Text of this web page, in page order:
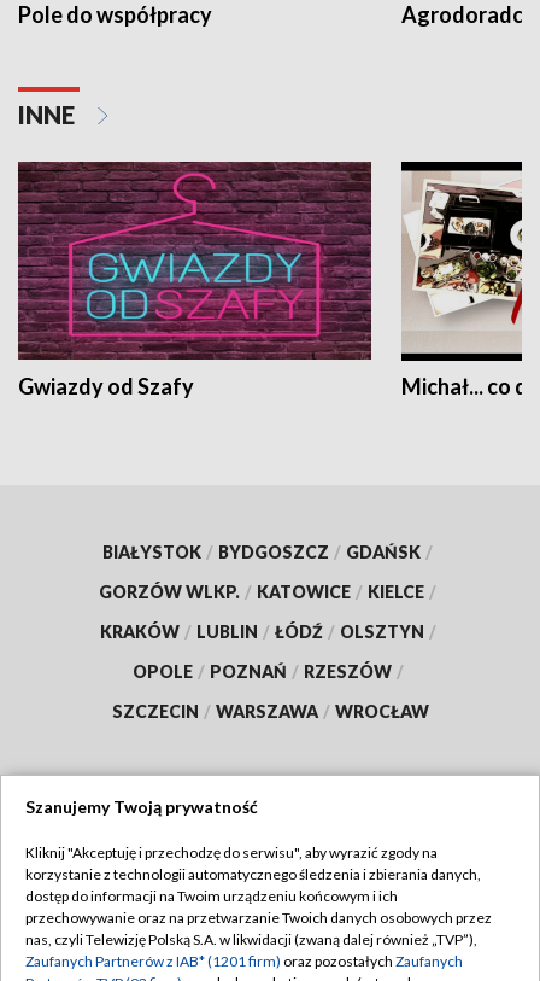
Pole do współpracy Agrodoradcy
INNE
Gwiazdy od Szafy Michał... co
BIAŁYSTOK / BYDGOSZCZ / GDAŃSK /
GORZÓW WLKP. / KATOWICE / KIELCE /
KRAKÓW / LUBLIN / ŁÓDŹ / OLSZTYN /
OPOLE / POZNAŃ / RZESZÓW /
SZCZECIN / WARSZAWA / WROCŁAW
TVP
Abonament TVP
Emisja w TVP
Regulamin TVP
Polityka prywatności
Szanujemy Twoją prywatność
Kliknij "Akceptuję i przechodzę do serwisu", aby wyrazić zgody na
korzystanie z technologii automatycznego śledzenia i zbierania danych,
dostęp do informacji na Twoim urządzeniu końcowym i ich
przechowywanie oraz na przetwarzanie Twoich danych osobowych przez
nas, czyli Telewizję Polską S.A. w likwidacji (zwaną dalej również „TVP”),
Zaufanych Partnerów z IAB* (1201 firm) oraz pozostałych Zaufanych